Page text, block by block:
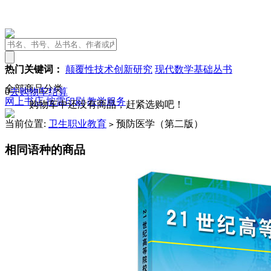
热门关键词： 颠覆性技术创新研究 现代数学基础丛书
0去购物车结算
购物车中还没有商品，赶紧选购吧！
全部商品分类
网上书店按需印刷 教学服务
当前位置: 卫生职业教育 > 预防医学（第二版）
相同语种的商品